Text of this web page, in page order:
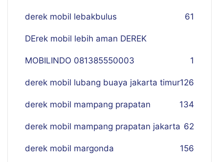
derek mobil lebakbulus 61
DErek mobil lebih aman DEREK
MOBILINDO 081385550003 1
derek mobil lubang buaya jakarta timur126
derek mobil mampang prapatan 134
derek mobil mampang prapatan jakarta 62
derek mobil margonda 156